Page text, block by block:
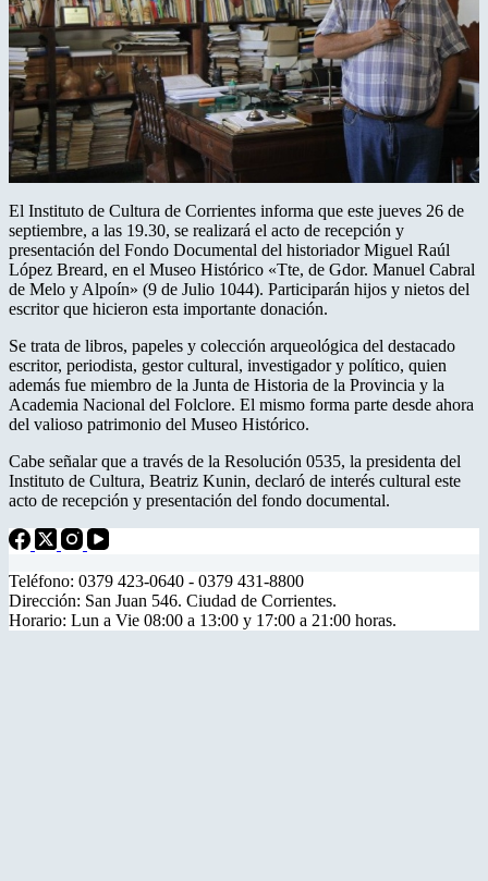
El Instituto de Cultura de Corrientes informa que este jueves 26 de
septiembre, a las 19.30, se realizará el acto de recepción y
presentación del Fondo Documental del historiador Miguel Raúl
López Breard, en el Museo Histórico «Tte, de Gdor. Manuel Cabral
de Melo y Alpoín» (9 de Julio 1044). Participarán hijos y nietos del
escritor que hicieron esta importante donación.
Se trata de libros, papeles y colección arqueológica del destacado
escritor, periodista, gestor cultural, investigador y político, quien
además fue miembro de la Junta de Historia de la Provincia y la
Academia Nacional del Folclore. El mismo forma parte desde ahora
del valioso patrimonio del Museo Histórico.
Cabe señalar que a través de la Resolución 0535, la presidenta del
Instituto de Cultura, Beatriz Kunin, declaró de interés cultural este
acto de recepción y presentación del fondo documental.
Teléfono: 0379 423-0640 - 0379 431-8800
Dirección: San Juan 546. Ciudad de Corrientes.
Horario: Lun a Vie 08:00 a 13:00 y 17:00 a 21:00 horas.